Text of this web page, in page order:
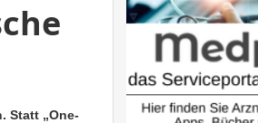
Statt „One-